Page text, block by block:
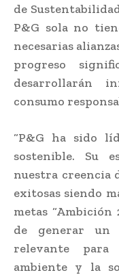
de
P&G sola no
necesarias
progreso
desarrollarán
consumo
“P&G ha sido
sostenible. Su
nuestra creencia
exitosas siendo
metas “Ambición
de generar un
relevante
ambiente y la